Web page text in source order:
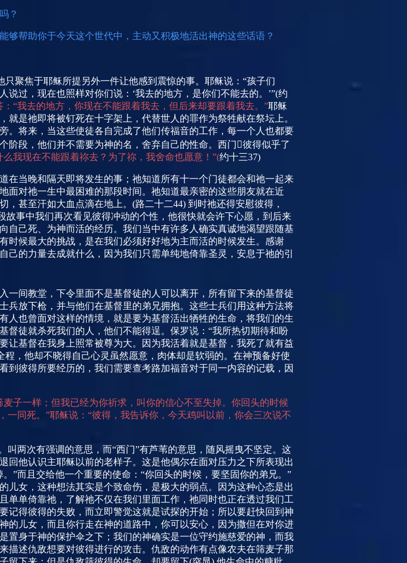
？
帮助你于今天这个世代中，主动又积极地活出神的这些话语？
聚焦于耶稣所提另外一件让他感到震惊的事。耶稣说：“孩子们
过，现在也照样对你们说：‘我去的地方，是你们不能去的。’”(约
“我去的地方，你现在不能跟着我去，但后来却要跟着我去。”耶稣
是祂即将被钉死在十字架上，代替世人的罪作为祭牲献在祭坛上。
。将来，当这些使徒各自完成了他们传福音的工作，每一个人也都要
阶段，他们并不需要为神的名，舍弃自己的性命。西门彼得似乎了
么我现在不能跟着祢去？为了祢，我舍命也愿意！”(约十三37)
在当晚和隔天即将发生的事；祂知道所有十一个门徒都会和祂一起来
面对祂一生中最困难的那段时间。祂知道最亲密的这些朋友就在近
，甚至汗如大血点滴在地上。 (路二十二44) 到时祂还得安慰彼得，
故事中我们再次看见彼得冲动的个性，他很快就会许下心愿，到后来
自己死、为神而活的经历。我们当中有许多人确实真诚地渴望跟随基
时候最大的挑战，是在我们必须好好地为主而活的时候发生。感谢
的力量去成就什么，因为我们只需单纯地倚靠圣灵，安息于祂的引
一间教堂，下令里面不是基督徒的人可以离开，所有留下来的基督徒
兵放下枪，并与他们在基督里的弟兄拥抱。这些士兵们用这种方法将
人也曾面对这样的情境，就是要为基督活出牺牲的生命，将我们的生
徒就杀死我们的人，他们不能得逞。保罗说：“我所热切期待和盼
让基督在我身上照常被尊为大。因为我活着就是基督，我死了就有益
，他却不晓得自己心灵虽然愿意，肉体却是软弱的。在神预备好使
到彼得所要经历的，我们需要查考路加福音对于同一内容的记载，因
子一样；但我已经为你祈求，叫你的信心不至失掉。你回头的时候
同死。”耶稣说：“彼得，我告诉你，今天鸡叫以前，你会三次说不
两次有强调的意思，而“西门”有芦苇的意思，随风摇曳不坚定。这
回他认识主耶稣以前的老样子。这是他偶尔在面对压力之下所表现出
”而且交给他一个重要的使命：“你回头的时候，要坚固你的弟兄。”
儿女，这种想法其实是个致命伤，是极大的弱点。因为这种心态是出
单单倚靠祂，了解祂不仅在我们里面工作，祂同时也正在透过我们工
记得彼得的失败，而立即警觉这就是试探的开始；所以要赶快回到神
的儿女，而且你行走在神的道路中，你可以安心，因为撒但在对你进
置身于神的保护伞之下；我们的神确实是一位守约施慈爱的神，而我
描述仇敌想要对彼得进行的攻击。仇敌的动作有点像农夫在筛麦子那